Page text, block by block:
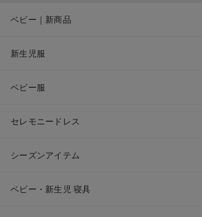
ベビー｜新商品
新生児服
ベビー服
セレモニードレス
シーズンアイテム
ベビー・新生児 寝具